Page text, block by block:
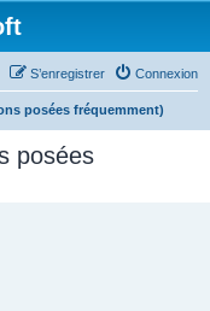
Connexion
S’enregistrer
posées fréquemment)
posées